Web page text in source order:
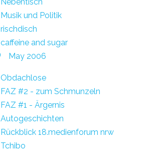
Musik und Politik
rischdisch
caffeine and sugar
May 2006
Obdachlose
FAZ #2 - zum Schmunzeln
FAZ #1 - Ärgernis
Autogeschichten
Rückblick 18.medienforum nrw
Tchibo